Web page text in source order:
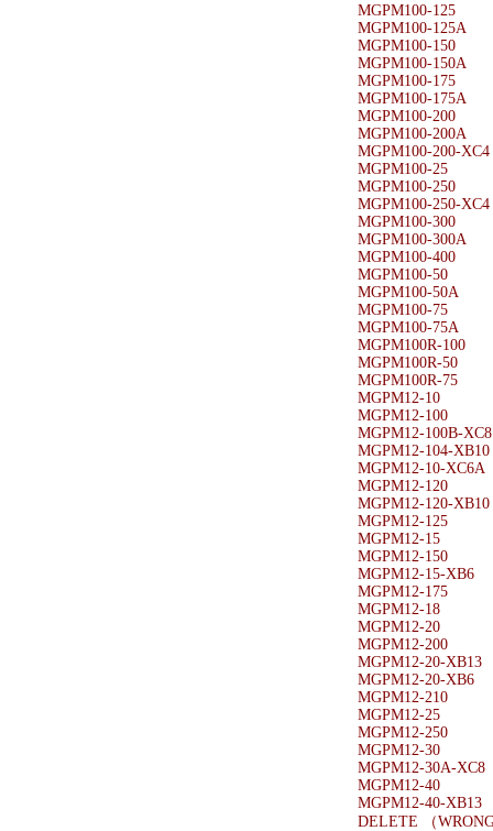
MGPM100-125
MGPM100-125A
MGPM100-150
MGPM100-150A
MGPM100-175
MGPM100-175A
MGPM100-200
MGPM100-200A
MGPM100-200-XC4
MGPM100-25
MGPM100-250
MGPM100-250-XC4
MGPM100-300
MGPM100-300A
MGPM100-400
MGPM100-50
MGPM100-50A
MGPM100-75
MGPM100-75A
MGPM100R-100
MGPM100R-50
MGPM100R-75
MGPM12-10
MGPM12-100
MGPM12-100B-XC8
MGPM12-104-XB10
MGPM12-10-XC6A
MGPM12-120
MGPM12-120-XB10
MGPM12-125
MGPM12-15
MGPM12-150
MGPM12-15-XB6
MGPM12-175
MGPM12-18
MGPM12-20
MGPM12-200
MGPM12-20-XB13
MGPM12-20-XB6
MGPM12-210
MGPM12-25
MGPM12-250
MGPM12-30
MGPM12-30A-XC8
MGPM12-40
MGPM12-40-XB13
DELETE （